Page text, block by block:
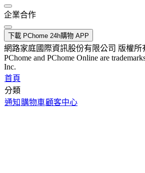
企業合作
下載 PChome 24h購物 APP
網路家庭國際資訊股份有限公司 版權所
PChome and PChome Online are
Inc.
首頁
分類
通知 購物車顧客中心